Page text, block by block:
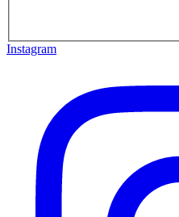
Instagram